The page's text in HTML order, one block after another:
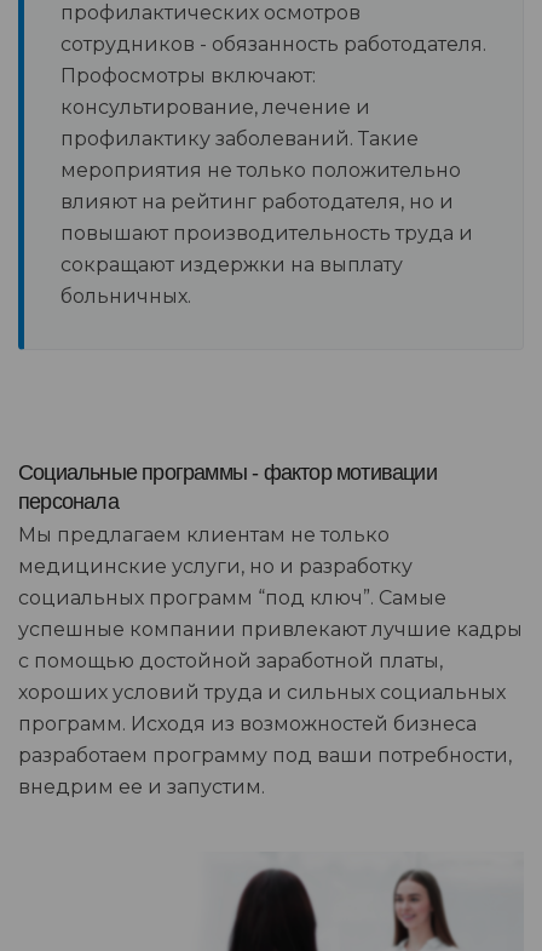
профилактических осмотров
сотрудников - обязанность работодателя.
Профосмотры включают:
консультирование, лечение и
профилактику заболеваний. Такие
мероприятия не только положительно
влияют на рейтинг работодателя, но и
повышают производительность труда и
сокращают издержки на выплату
больничных.
Социальные программы - фактор мотивации
персонала
Мы предлагаем клиентам не только
медицинские услуги, но и разработку
социальных программ “под ключ”. Самые
успешные компании привлекают лучшие кадры
с помощью достойной заработной платы,
хороших условий труда и сильных социальных
программ. Исходя из возможностей бизнеса
разработаем программу под ваши потребности,
внедрим ее и запустим.